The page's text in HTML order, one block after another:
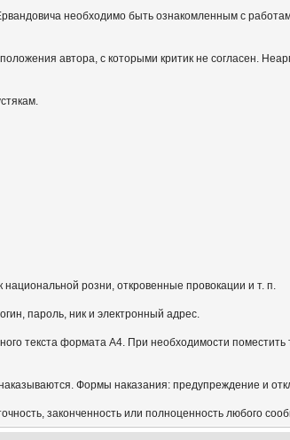
необходимо быть ознакомленным с
автора, с которыми критик не согласен.
розни, откровенные провокации и т. п.
пароль, ник и электронный адрес.
текста формата А4. При необходимости поместить
Формы наказания: предупреждение и
законченность или полноценность любого